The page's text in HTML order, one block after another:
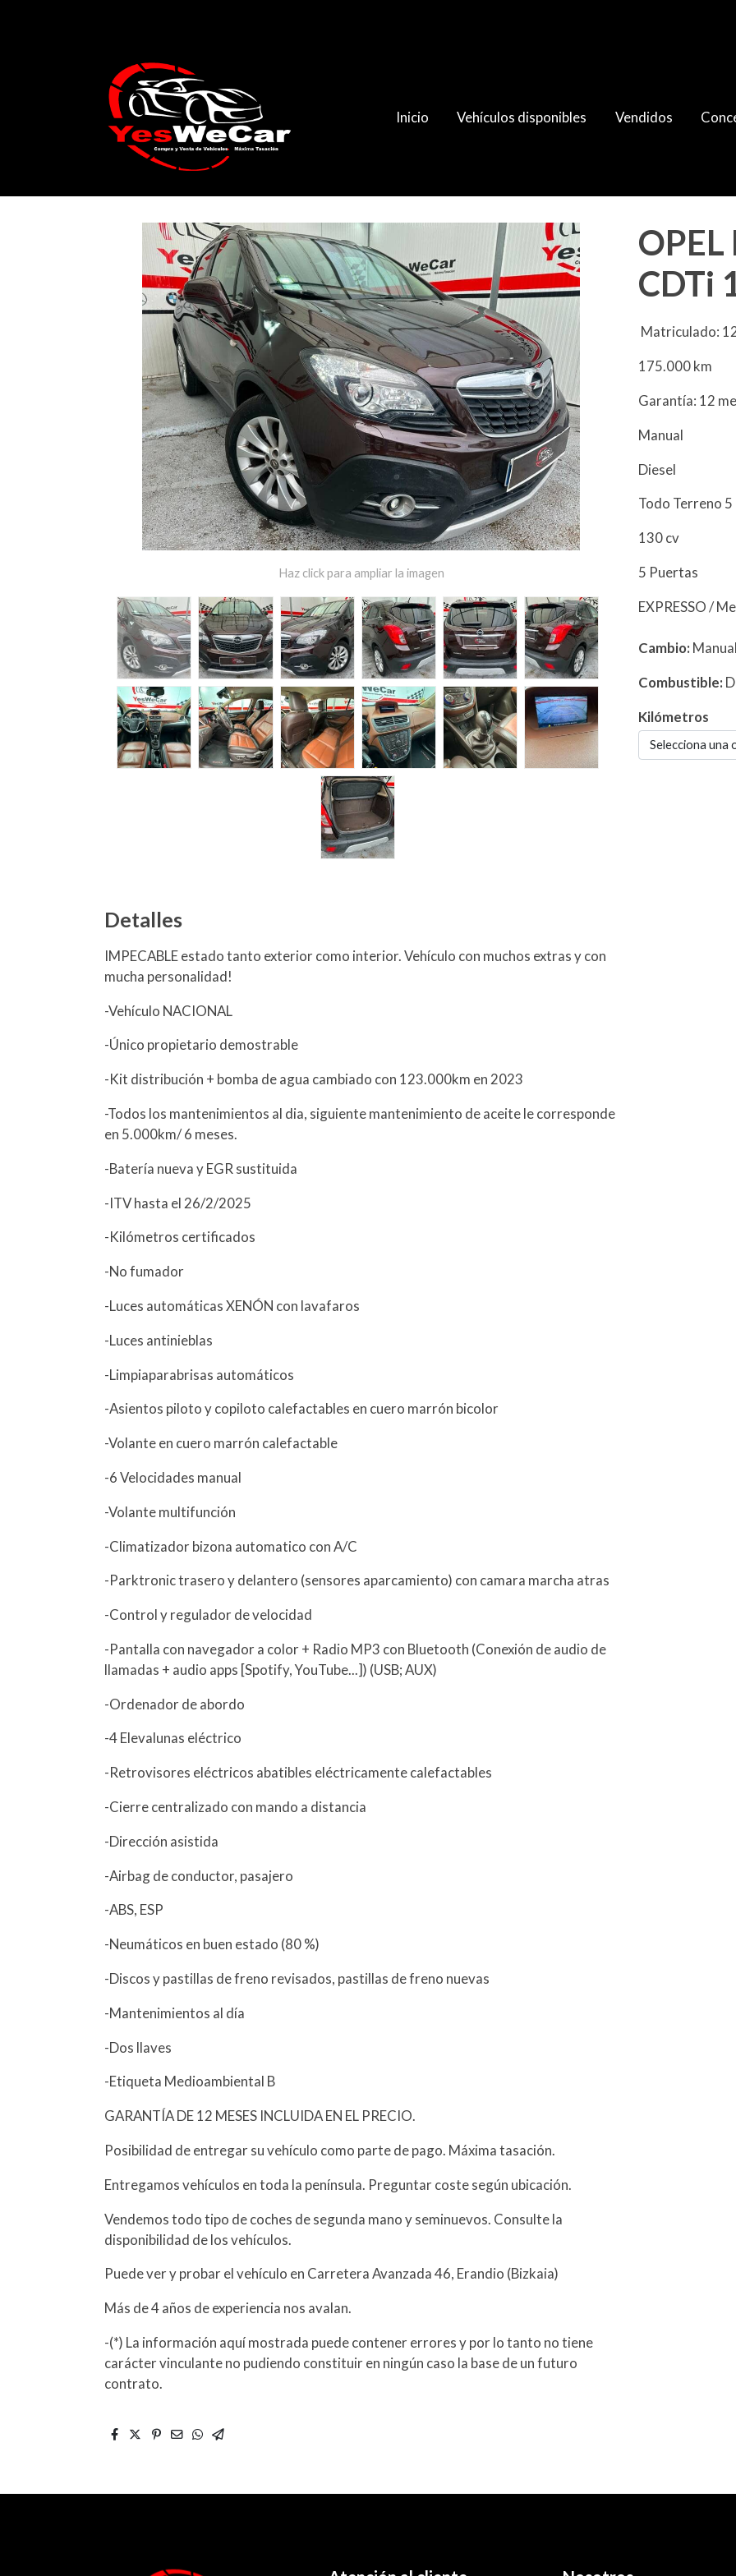
Inicio Vehículos disponibles Vendidos
Catálogo OPEL MOKKA 1.7 CDTi 130cv 2014
Haz click para ampliar la imagen
Detalles
IMPECABLE estado tanto exterior como interior. Vehículo con muchos extras y con
mucha personalidad!
-Vehículo NACIONAL
-Único propietario demostrable
-Kit distribución + bomba de agua cambiado con 123.000km en 2023
-Todos los mantenimientos al dia, siguiente mantenimiento de aceite le corresponde
en 5.000km/ 6 meses.
-Batería nueva y EGR sustituida
-ITV hasta el 26/2/2025
-Kilómetros certificados
-No fumador
-Luces automáticas XENÓN con lavafaros
-Luces antinieblas
-Limpiaparabrisas automáticos
-Asientos piloto y copiloto calefactables en cuero marrón bicolor
-Volante en cuero marrón calefactable
-6 Velocidades manual
-Volante multifunción
-Climatizador bizona automatico con A/C
-Parktronic trasero y delantero (sensores aparcamiento) con camara marcha atras
-Control y regulador de velocidad
-Pantalla con navegador a color + Radio MP3 con Bluetooth (Conexión de audio de
llamadas + audio apps [Spotify, YouTube...]) (USB; AUX)
-Ordenador de abordo
-4 Elevalunas eléctrico
-Retrovisores eléctricos abatibles eléctricamente calefactables
-Cierre centralizado con mando a distancia
-Dirección asistida
-Airbag de conductor, pasajero
-ABS, ESP
-Neumáticos en buen estado (80 %)
-Discos y pastillas de freno revisados, pastillas de freno nuevas
-Mantenimientos al día
-Dos llaves
-Etiqueta Medioambiental B
GARANTÍA DE 12 MESES INCLUIDA EN EL PRECIO.
Posibilidad de entregar su vehículo como parte de pago. Máxima tasación.
Entregamos vehículos en toda la península. Preguntar coste según ubicación.
Vendemos todo tipo de coches de segunda mano y seminuevos. Consulte la
disponibilidad de los vehículos.
Puede ver y probar el vehículo en Carretera Avanzada 46, Erandio (Bizkaia)
Más de 4 años de experiencia nos avalan.
-(*) La información aquí mostrada puede contener errores y por lo tanto no tiene
carácter vinculante no pudiendo constituir en ningún caso la base de un futuro
contrato.
CDTi
Matriculado:
175.000 km
Garantía: 12
Manual
Diesel
Todo Terreno
130 cv
5 Puertas
EXPRESSO /
Cambio: Manual
Combustible:
Kilómetros
Selecciona una